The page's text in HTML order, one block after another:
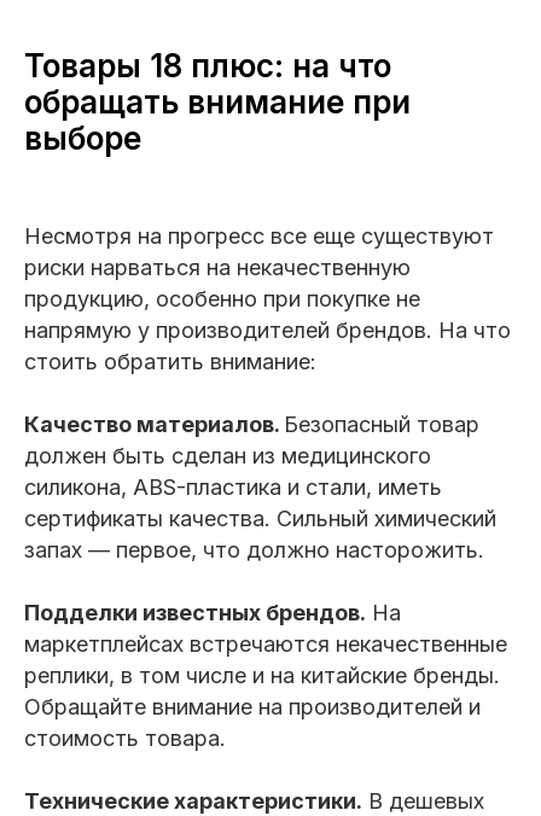
Товары 18 плюс: на что
обращать внимание при
выборе
Несмотря на прогресс все еще существуют
риски нарваться на некачественную
продукцию, особенно при покупке не
напрямую у производителей брендов. На что
стоить обратить внимание:
Качество материалов. Безопасный товар
должен быть сделан из медицинского
силикона, ABS-пластика и стали, иметь
сертификаты качества. Сильный химический
запах — первое, что должно насторожить.
Подделки известных брендов. На
маркетплейсах встречаются некачественные
реплики, в том числе и на китайские бренды.
Обращайте внимание на производителей и
стоимость товара.
Технические характеристики. В дешевых